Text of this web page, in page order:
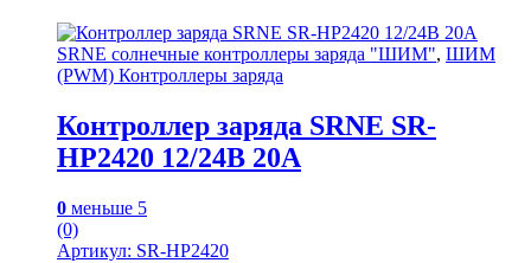
SRNE солнечные контроллеры заряда "ШИМ", ШИМ
(PWM) Контроллеры заряда
Контроллер заряда SRNE SR-
HP2420 12/24В 20А
0 меньше 5
(0)
Артикул: SR-HP2420